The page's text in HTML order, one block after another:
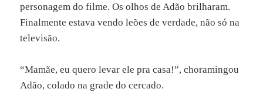
personagem do filme. Os olhos de Adão brilharam.
Finalmente estava vendo leões de verdade, não só na
televisão.
“Mamãe, eu quero levar ele pra casa!”, choramingou
Adão, colado na grade do cercado.